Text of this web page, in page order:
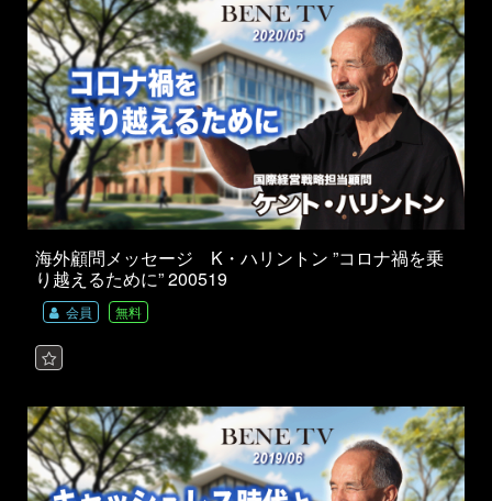
海外顧問メッセージ K・ハリントン ”コロナ禍を乗
り越えるために” 200519
会員 無料